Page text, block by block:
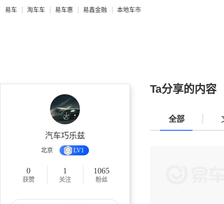
易车 淘车车 易车惠 易鑫金融 本地车市
汽车巧乐兹
北京 LV1
0
获赞
1
关注
1065
粉丝
Ta分享的内容
全部